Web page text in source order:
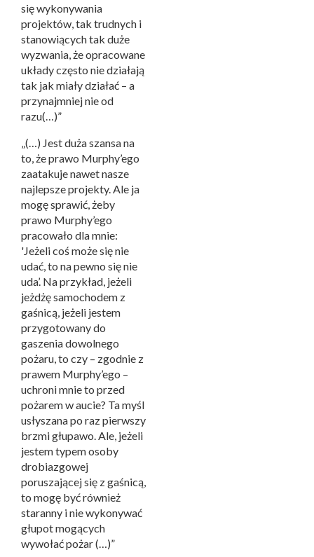
się wykonywania
projektów, tak trudnych i
stanowiących tak duże
wyzwania, że opracowane
układy często nie działają
tak jak miały działać – a
przynajmniej nie od
razu(…)”
„(…) Jest duża szansa na
to, że prawo Murphy’ego
zaatakuje nawet nasze
najlepsze projekty. Ale ja
mogę sprawić, żeby
prawo Murphy’ego
pracowało dla mnie:
'Jeżeli coś może się nie
udać, to na pewno się nie
uda’. Na przykład, jeżeli
jeżdżę samochodem z
gaśnicą, jeżeli jestem
przygotowany do
gaszenia dowolnego
pożaru, to czy – zgodnie z
prawem Murphy’ego –
uchroni mnie to przed
pożarem w aucie? Ta myśl
usłyszana po raz pierwszy
brzmi głupawo. Ale, jeżeli
jestem typem osoby
drobiazgowej
poruszającej się z gaśnicą,
to mogę być również
staranny i nie wykonywać
głupot mogących
wywołać pożar (…)”